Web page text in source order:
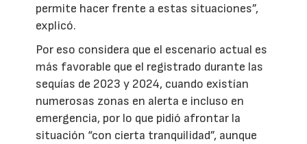
permite hacer frente a estas situaciones”,
explicó.
Por eso considera que el escenario actual es
más favorable que el registrado durante las
sequías de 2023 y 2024, cuando existían
numerosas zonas en alerta e incluso en
emergencia, por lo que pidió afrontar la
situación “con cierta tranquilidad”, aunque